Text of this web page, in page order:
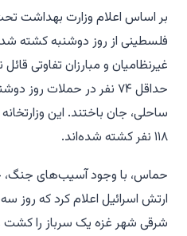
فلسطینی از روز دوشنبه کشته
غیرنظامیان و مبارزان تفاوتی
۱۱۸ نفر کشته شده‌اند.
حماس، با وجود آسیب‌های جنگ،
ارتش اسرائیل اعلام کرد که
شرقی شهر غزه یک سرباز را کشت